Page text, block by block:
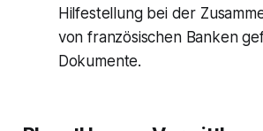
Hilfestellung bei der
von französischen Banken
Dokumente.